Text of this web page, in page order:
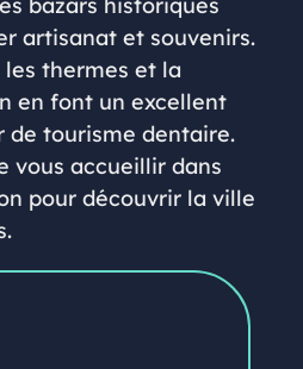
artisanat et souvenirs.
thermes et la
en font un excellent
de tourisme dentaire.
vous accueillir dans
pour découvrir la ville